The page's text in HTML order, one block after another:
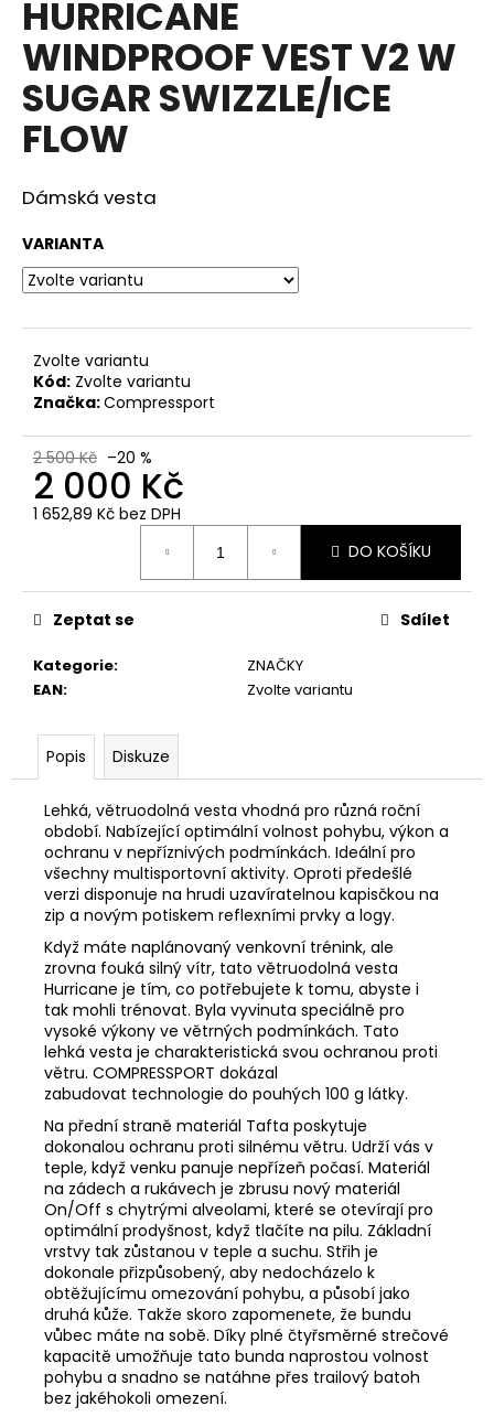
HURRICANE
WINDPROOF VEST V2 W
SUGAR SWIZZLE/ICE
FLOW
Dámská vesta
VARIANTA
Zvolte variantu
Kód: Zvolte variantu
Značka:Compressport
2 500 Kč –20 %
2 000 Kč
1 652,89 Kč bez DPH
DO KOŠÍKU
Kategorie:
ZNAČKY
EAN: Zvolte variantu
Zeptat se Sdílet
Popis Diskuze
Lehká, větruodolná vesta vhodná pro různá roční
období. Nabízející optimální volnost pohybu, výkon a
ochranu v nepříznivých podmínkách. Ideální pro
všechny multisportovní aktivity. Oproti předešlé
verzi disponuje na hrudi uzavíratelnou kapisčkou na
zip a novým potiskem reflexními prvky a logy.
Když máte naplánovaný venkovní trénink, ale
zrovna fouká silný vítr, tato větruodolná vesta
Hurricane je tím, co potřebujete k tomu, abyste i
tak mohli trénovat. Byla vyvinuta speciálně pro
vysoké výkony ve větrných podmínkách. Tato
lehká vesta je charakteristická svou ochranou proti
větru. COMPRESSPORT dokázal
zabudovat technologie do pouhých 100 g látky.
Na přední straně materiál Tafta poskytuje
dokonalou ochranu proti silnému větru. Udrží vás v
teple, když venku panuje nepřízeň počasí. Materiál
na zádech a rukávech je zbrusu nový materiál
On/Off s chytrými alveolami, které se otevírají pro
optimální prodyšnost, když tlačíte na pilu. Základní
vrstvy tak zůstanou v teple a suchu. Střih je
dokonale přizpůsobený, aby nedocházelo k
obtěžujícímu omezování pohybu, a působí jako
druhá kůže. Takže skoro zapomenete, že bundu
vůbec máte na sobě. Díky plné čtyřsměrné strečové
kapacitě umožňuje tato bunda naprostou volnost
pohybu a snadno se natáhne přes trailový batoh
bez jakéhokoli omezení.
a
j
í
t
?
D
o
p
u
u
m
e